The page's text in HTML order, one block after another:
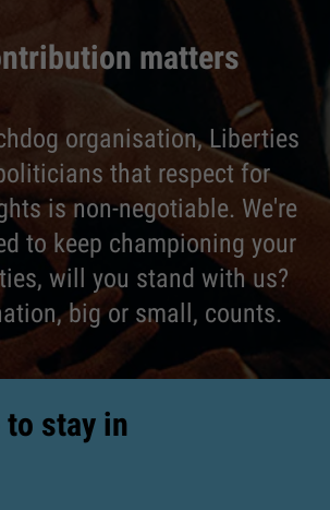
matters
organisation, Liberties
that respect for
is non-negotiable. We're
to keep championing your
will you stand with us?
big or small, counts.
stay in